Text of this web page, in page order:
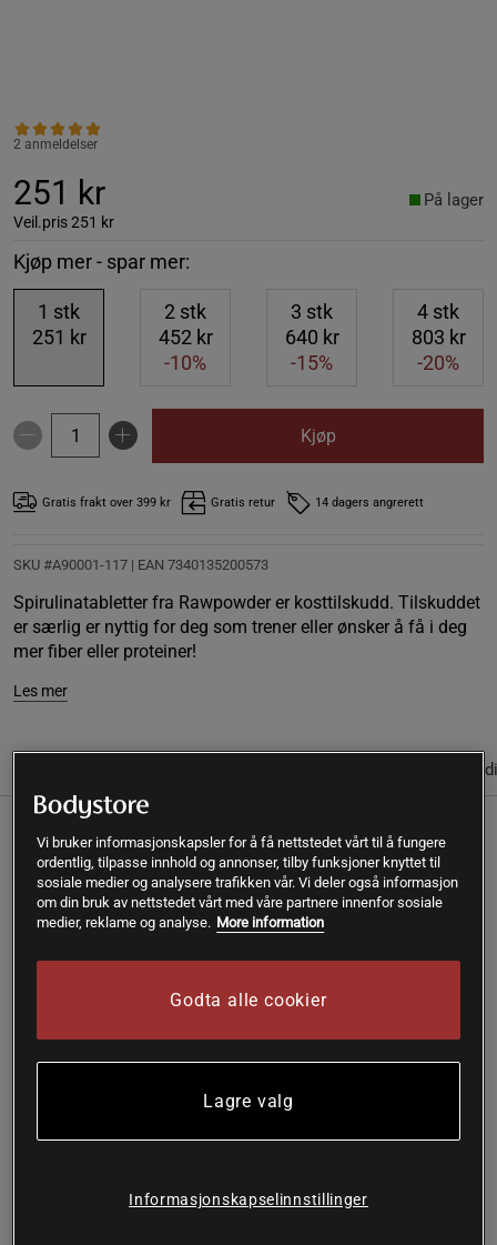
2 anmeldelser
251 kr
Veil.pris251 kr
På lager
Kjøp mer - spar mer:
1 stk
251 kr
2 stk
452 kr
-10%
3 stk
640 kr
-15%
4 stk
803 kr
-20%
Kjøp
Gratis frakt over 399 kr Gratis retur 14 dagers angrerett
SKU #A90001-117 | EAN 7340135200573
Spirulinatabletter fra Rawpowder er kosttilskudd. Tilskuddet
er særlig er nyttig for deg som trener eller ønsker å få i deg
mer fiber eller proteiner!
Les mer
Næringsinformasjon &
Spirulinatabletter fra Rawpowder er kosttilskudd. Tilskuddet
er særlig er nyttig for deg som trener eller ønsker å få i deg
mer fiber eller proteiner!
Spirulina har blitt en favoritt blant de av oss som trener
og/eller tenker mye på kosthold, livsstil og helse. Den
av verden, men ble først anerkjent her for noen år siden. Nå
De er økologiske
derfor vegetarisk og vegansk
Vi bruker informasjonskapsler for å få nettstedet vårt til å fungere
ordentlig, tilpasse innhold og annonser, tilby funksjoner knyttet til
sosiale medier og analysere trafikken vår. Vi deler også informasjon
om din bruk av nettstedet vårt med våre partnere innenfor sosiale
medier, reklame og analyse. More information
Godta alle cookier
Lagre valg
Informasjonskapselinnstillinger